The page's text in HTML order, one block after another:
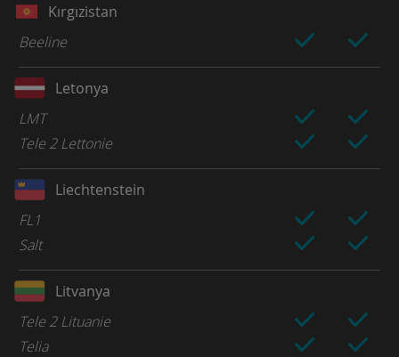
Kırgızistan
Beeline
Letonya
LMT
Tele 2 Lettonie
Liechtenstein
FL1
Salt
Litvanya
Tele 2 Lituanie
Telia